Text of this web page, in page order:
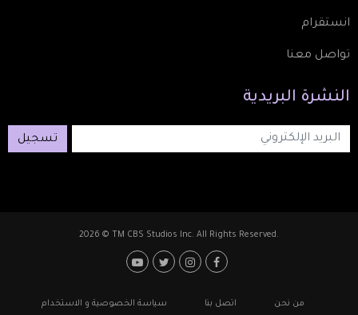
انستقرام
تواصل معنا
النشرة البريدية
تسجيل
2026 © TM CBS Studios Inc. All Rights Reserved.
Footer: Social Media
Footerمن نحن اتصل بنا سياسة الخصوصية و الاستخدام